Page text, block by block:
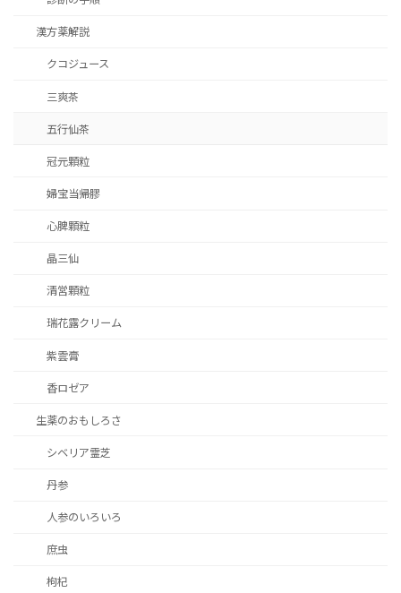
漢方薬解説
クコジュース
三爽茶
五行仙茶
冠元顆粒
婦宝当帰膠
心脾顆粒
晶三仙
清営顆粒
瑞花露クリーム
紫雲膏
香ロゼア
生薬のおもしろさ
シベリア霊芝
丹参
人参のいろいろ
庶虫
枸杞